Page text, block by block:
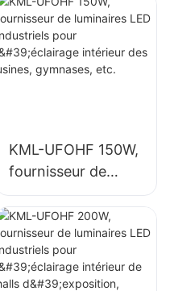
souterrains.
KML-UFOHF 150W,
fournisseur de
luminaires LED
industriels pour
l'éclairage intérieur
des usines,
gymnases, etc.